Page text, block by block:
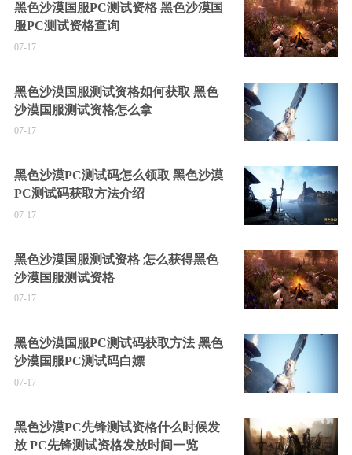
黑色沙漠国服PC测试资格 黑色沙漠国
服PC测试资格查询
07-17
黑色沙漠国服测试资格如何获取 黑色
沙漠国服测试资格怎么拿
07-17
黑色沙漠PC测试码怎么领取 黑色沙漠
PC测试码获取方法介绍
07-17
黑色沙漠国服测试资格 怎么获得黑色
沙漠国服测试资格
07-17
黑色沙漠国服PC测试码获取方法 黑色
沙漠国服PC测试码白嫖
07-17
黑色沙漠PC先锋测试资格什么时候发
放 PC先锋测试资格发放时间一览